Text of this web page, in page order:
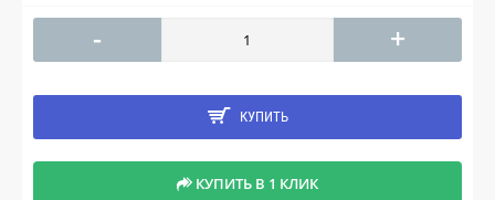
- +
КУПИТЬ
КУПИТЬ В 1 КЛИК